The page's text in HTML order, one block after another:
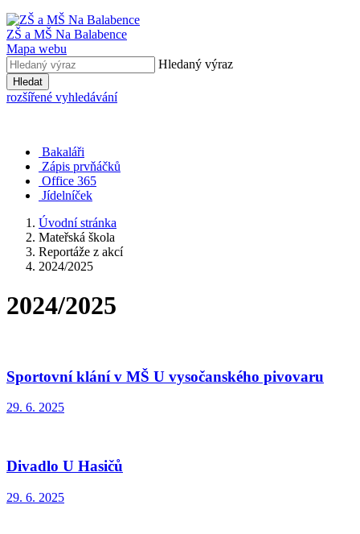
ZŠ a MŠ Na Balabence
Mapa webu
Hledaný výraz
Hledat
rozšířené vyhledávání
Bakaláři
Zápis prvňáčků
Office 365
Jídelníček
Úvodní stránka
Mateřská škola
Reportáže z akcí
2024/2025
2024/2025
Sportovní klání v MŠ U vysočanského pivovaru
29. 6. 2025
Divadlo U Hasičů
29. 6. 2025